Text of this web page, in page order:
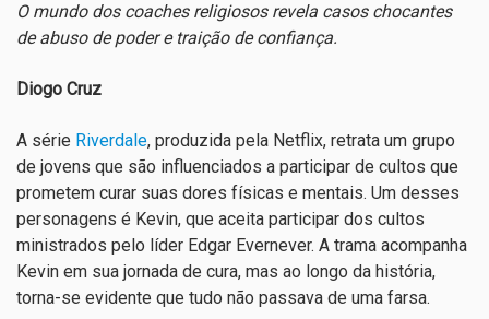
O mundo dos coaches religiosos revela casos chocantes
de abuso de poder e traição de confiança.
Diogo Cruz
A série Riverdale, produzida pela Netflix, retrata um grupo
de jovens que são influenciados a participar de cultos que
prometem curar suas dores físicas e mentais. Um desses
personagens é Kevin, que aceita participar dos cultos
ministrados pelo líder Edgar Evernever. A trama acompanha
Kevin em sua jornada de cura, mas ao longo da história,
torna-se evidente que tudo não passava de uma farsa.